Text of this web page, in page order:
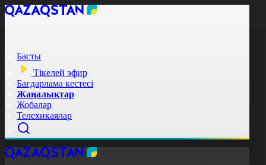
Басты
Тікелей эфир
Бағдарлама кестесі
Жаңалықтар
Жобалар
Телехикаялар